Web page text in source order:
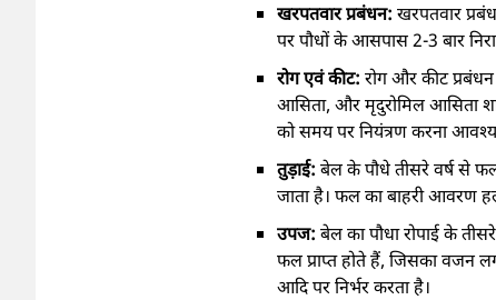
खरपतवार प्रबंधन: खरपतवार
पर पौधों के आसपास 2-3 बार
रोग एवं कीट: रोग और कीट
आसिता, और मृदुरोमिल आसिता
को समय पर नियंत्रण करना
तुड़ाई: बेल के पौधे तीसरे वर्ष से
जाता है। फल का बाहरी आवरण
उपज: बेल का पौधा रोपाई के
फल प्राप्त होते हैं, जिसका वजन
आदि पर निर्भर करता है।